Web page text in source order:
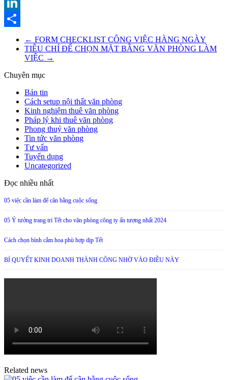
Pinterest
LinkedIn
← FORM CHECKLIST CÔNG VIỆC HÀNG NGÀY
TIÊU CHÍ ĐỂ CHỌN MẶT BẰNG VĂN PHÒNG LÀM
VIỆC →
Chuyên mục
Bản tin
Cách setup nội thất văn phòng
Kinh nghiệm thuê văn phòng
Pháp lý khi thuê văn phòng
Phong thuỷ văn phòng
Tin tức văn phòng
Tư vấn
Tuyển dụng
Uncategorized
Đọc nhiều nhất
05 việc cần làm để cân bằng cuộc sống
05 Ý tưởng trang trí Tết cho văn phòng công ty ấn tượng nhất 2024
Cách chọn bình cắm hoa phù hợp dịp Tết
BÍ QUYẾT KINH DOANH THÀNH CÔNG NHỜ VÀO ĐIỀU NÀY
Related news